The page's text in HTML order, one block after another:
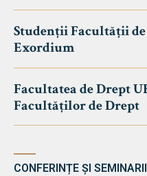
Studenții Facultății
Exordium
Facultatea de Drept
Facultăților de Drept
CONFERINȚE ȘI SEMINARII